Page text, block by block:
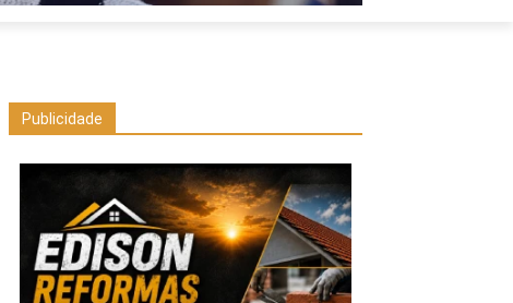
Publicidade